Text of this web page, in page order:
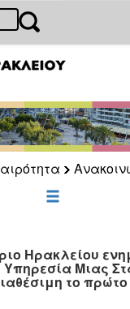
Ηρακλείου
Υπηρεσία Μιας
το